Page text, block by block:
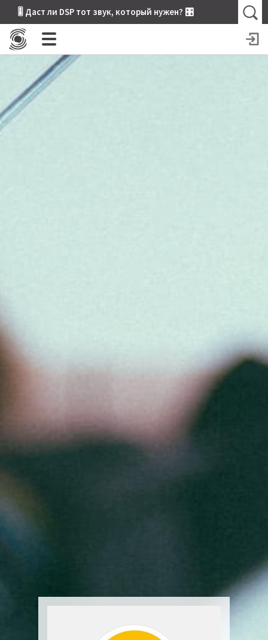
🎚 Даст ли DSP тот звук, который нужен? 🎛